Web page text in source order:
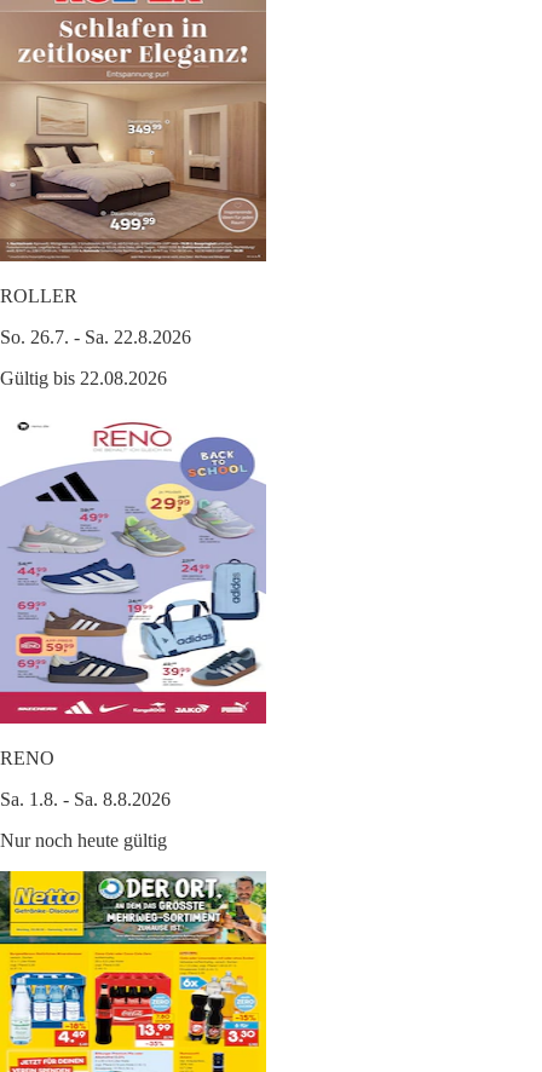
ROLLER
So. 26.7. - Sa. 22.8.2026
Gültig bis 22.08.2026
RENO
Sa. 1.8. - Sa. 8.8.2026
Nur noch heute gültig